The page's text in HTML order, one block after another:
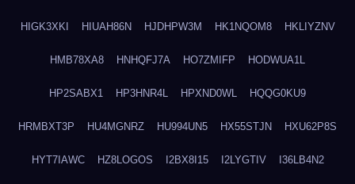
HIGK3XKI HIUAH86N HJDHPW3M HK1NQOM8 HKLIYZNV
HMB78XA8 HNHQFJ7A HO7ZMIFP HODWUA1L
HP2SABX1 HP3HNR4L HPXND0WL HQQG0KU9
HRMBXT3P HU4MGNRZ HU994UN5 HX55STJN HXU62P8S
HYT7IAWC HZ8LOGOS I2BX8I15 I2LYGTIV I36LB4N2